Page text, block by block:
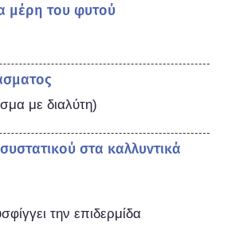
μέρη του φυτού
με διαλύτη)
στα καλλυντικά
την επιδερμίδα